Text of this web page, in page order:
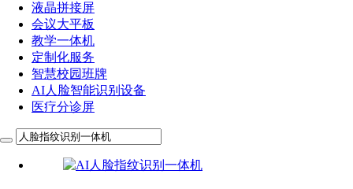
液晶拼接屏
会议大平板
教学一体机
定制化服务
智慧校园班牌
AI人脸智能识别设备
医疗分诊屏